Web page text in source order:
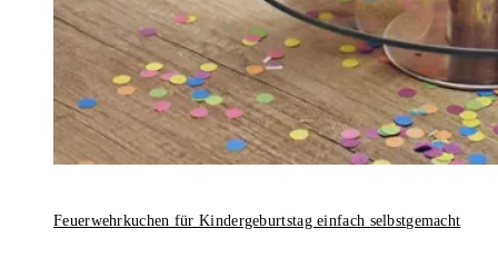
Feuerwehrkuchen für Kindergeburtstag einfach selbstgemacht